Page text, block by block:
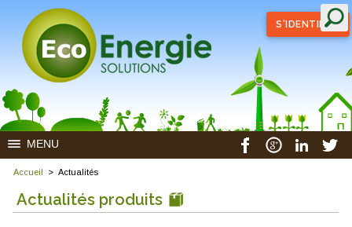
S'IDENTIFIER
MENU
Accueil > Actualités
Actualités produits